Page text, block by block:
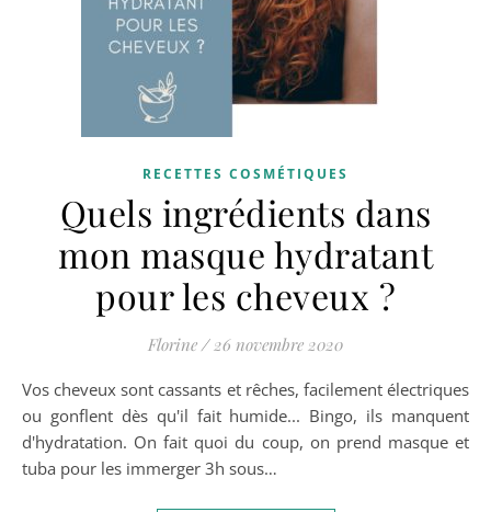
RECETTES COSMÉTIQUES
Quels ingrédients dans
mon masque hydratant
pour les cheveux ?
Florine / 26 novembre 2020
Vos cheveux sont cassants et rêches, facilement électriques
ou gonflent dès qu'il fait humide... Bingo, ils manquent
d'hydratation. On fait quoi du coup, on prend masque et
tuba pour les immerger 3h sous…